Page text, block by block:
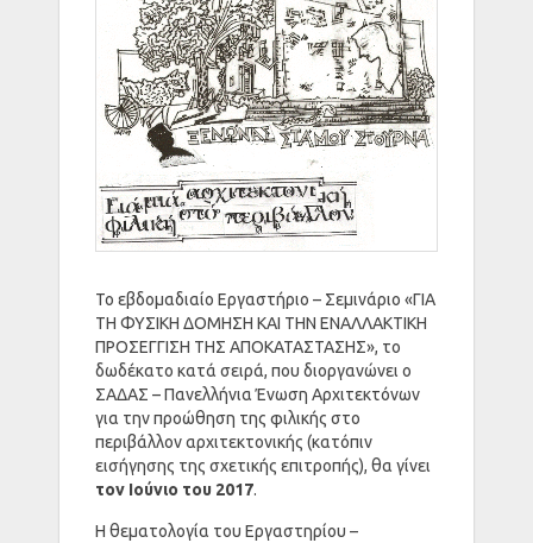
Το εβδομαδιαίο Εργαστήριο – Σεμινάριο «ΓΙΑ
ΤΗ ΦΥΣΙΚΗ ΔΟΜΗΣΗ ΚΑΙ ΤΗΝ ΕΝΑΛΛΑΚΤΙΚΗ
ΠΡΟΣΕΓΓΙΣΗ ΤΗΣ ΑΠΟΚΑΤΑΣΤΑΣΗΣ», το
δωδέκατο κατά σειρά, που διοργανώνει ο
ΣΑΔΑΣ – Πανελλήνια Ένωση Αρχιτεκτόνων
για την προώθηση της φιλικής στο
περιβάλλον αρχιτεκτονικής (κατόπιν
εισήγησης της σχετικής επιτροπής), θα γίνει
τον Ιούνιο του 2017.
Η θεματολογία του Εργαστηρίου –